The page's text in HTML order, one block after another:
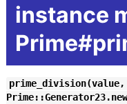
instance
prime_division(value,